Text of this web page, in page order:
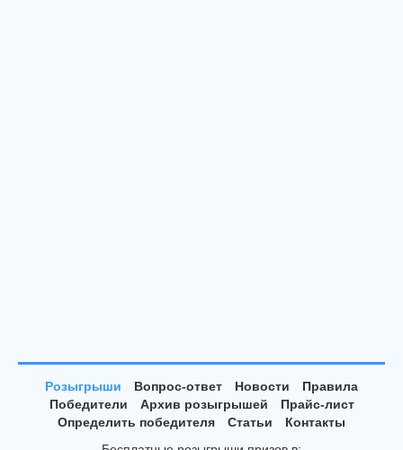
Розыгрыши Вопрос-ответ Новости
Правила
Победители
Архив розыгрышей
Прайс-лист
Определить победителя
Статьи
Контакты